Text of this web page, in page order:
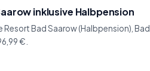
inklusive Halbpension
Resort Bad Saarow (Halbpension), Bad
€.